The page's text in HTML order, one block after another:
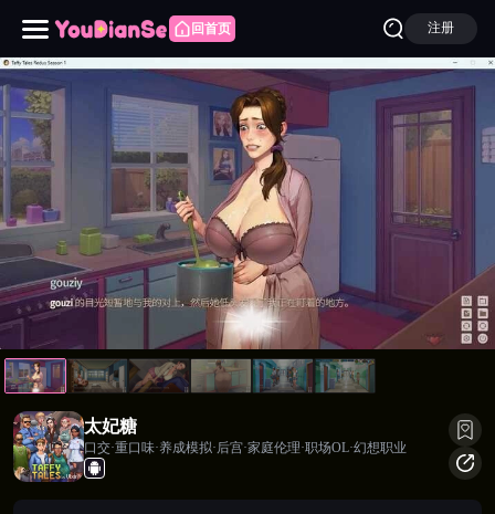
回首页 注册
太妃糖
太妃糖
口交·重口味·养成模拟·后宫·家庭伦理·职场OL·幻想职业